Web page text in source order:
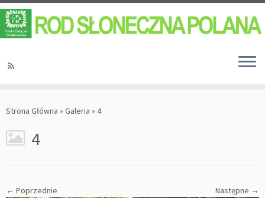
Strona Główna » Galeria » 4
4
← Poprzednie Następne →